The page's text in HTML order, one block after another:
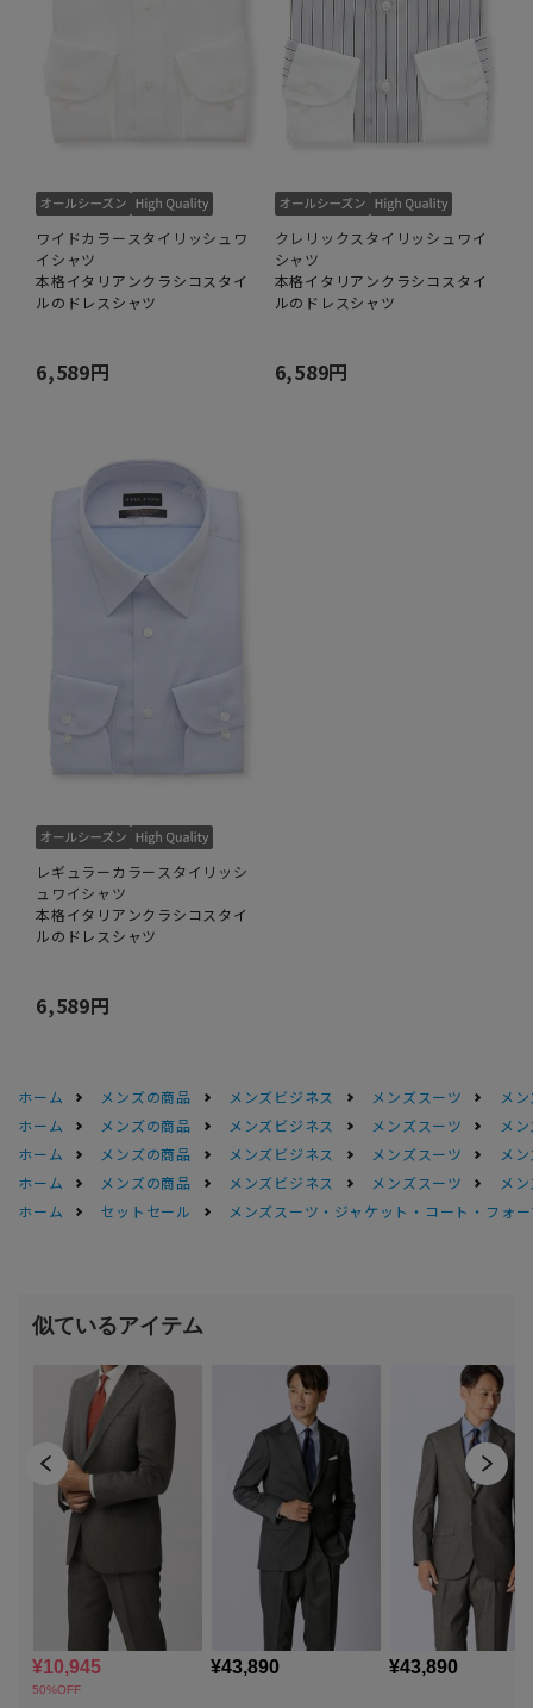
ワイドカラースタイリッシュワ
イシャツ
本格イタリアンクラシコスタイ
ルのドレスシャツ
6,589円
クレリックスタイリッシュワイ
シャツ
本格イタリアンクラシコスタイ
ルのドレスシャツ
6,589円
レギュラーカラースタイリッシ
ュワイシャツ
本格イタリアンクラシコスタイ
ルのドレスシャツ
6,589円
ホーム メンズの商品 メンズビジネス メンズスーツ
メ
ホーム
メンズの商品 メンズビジネス メンズスーツ
メ
ホーム
メンズの商品 メンズビジネス メンズスーツ
メ
ホーム
メンズの商品 メンズビジネス メンズスーツ
メ
ホーム
セットセール メンズスーツ・ジャケット・コート・フォ